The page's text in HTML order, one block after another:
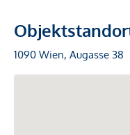
1090 Wien, Augasse 38